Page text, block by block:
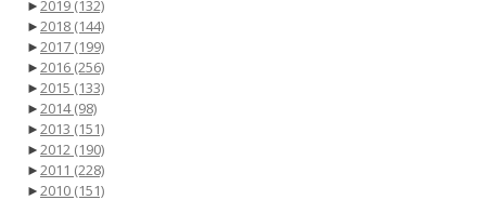
►2019 (132)
►2018 (144)
►2017 (199)
►2016 (256)
►2015 (133)
►2014(98)
►2013 (151)
►2012 (190)
►2011 (228)
►2010 (151)